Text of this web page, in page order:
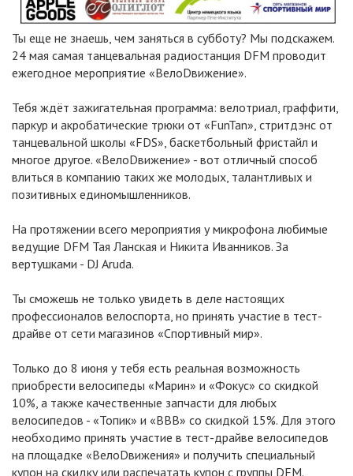
Ты еще не знаешь, чем заняться в субботу? Мы подскажем.
24 мая самая танцевальная радиостанция DFM проводит
ежегодное мероприятие «ВелоDвижение».
Тебя ждёт зажигательная программа: велотриал, граффити,
паркур и акробатические трюки от «FunTan», стритдэнс от
танцевальной школы «FDS», баскетбольный фристайл и
многое другое. «ВелоDвижение» - вот отличный способ
влиться в компанию таких же молодых, талантливых и
позитивных единомышленников.
На протяжении всего мероприятия у микрофона любимые
ведущие DFM Тая Ланская и Никита Иванников. За
вертушками - DJ Aruda.
Ты сможешь не только увидеть в деле настоящих
профессионалов велоспорта, но принять участие в тест-
драйве от сети магазинов «Спортивный мир».
Только до 8 июня у тебя есть реальная возможность
приобрести велосипеды «Марин» и «Фокус» со скидкой
10%, а также качественные запчасти для любых
велосипедов - «Топик» и «ВВВ» со скидкой 15%. Для этого
необходимо принять участие в тест-драйве велосипедов
на площадке «ВелоDвижения» и получить специальный
купон на скидку или распечатать купон с группы DFM.